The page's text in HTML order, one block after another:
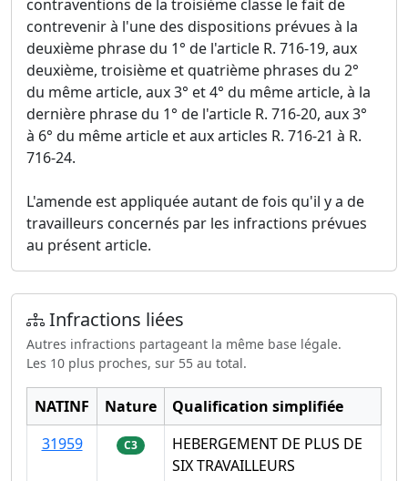
contraventions de la troisième classe le fait de
contrevenir à l'une des dispositions prévues à la
deuxième phrase du 1° de l'article R. 716-19, aux
deuxième, troisième et quatrième phrases du 2°
du même article, aux 3° et 4° du même article, à la
dernière phrase du 1° de l'article R. 716-20, aux 3°
à 6° du même article et aux articles R. 716-21 à R.
716-24.
L'amende est appliquée autant de fois qu'il y a de
travailleurs concernés par les infractions prévues
au présent article.
Infractions liées
Autres infractions partageant la même base légale.
Les 10 plus proches, sur 55 au total.
NATINF Nature
Qualification simplifiée
31959
C3
HEBERGEMENT DE PLUS DE
SIX TRAVAILLEURS